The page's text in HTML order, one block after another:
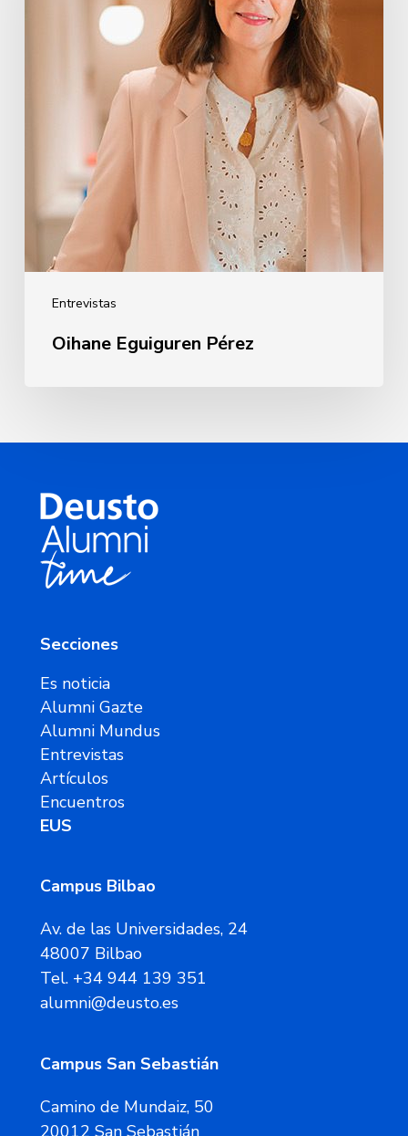
Entrevistas
Oihane Eguiguren Pérez
Secciones
Es noticia
Alumni Gazte
Alumni Mundus
Entrevistas
Artículos
Encuentros
EUS
Campus Bilbao
Av. de las Universidades, 24
48007 Bilbao
Tel. +34 944 139 351
alumni@deusto.es
Campus San Sebastián
Camino de Mundaiz, 50
20012 San Sebastián